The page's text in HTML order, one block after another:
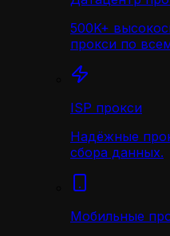
500K+
прокси по
ISP прокси
Надёжные
сбора данных.
Мобильные